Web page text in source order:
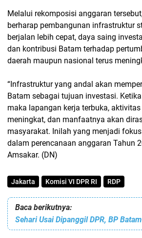
Melalui rekomposisi anggaran
berharap pembangunan infrastruktur
berjalan lebih cepat, daya saing
dan kontribusi Batam terhadap
daerah maupun nasional terus
“Infrastruktur yang andal akan
Batam sebagai tujuan investasi.
maka lapangan kerja terbuka,
meningkat, dan manfaatnya akan
masyarakat. Inilah yang menjadi
dalam perencanaan anggaran Tahun
Amsakar. (DN)
Jakarta Komisi VI DPR RI RDP
Baca berikutnya: